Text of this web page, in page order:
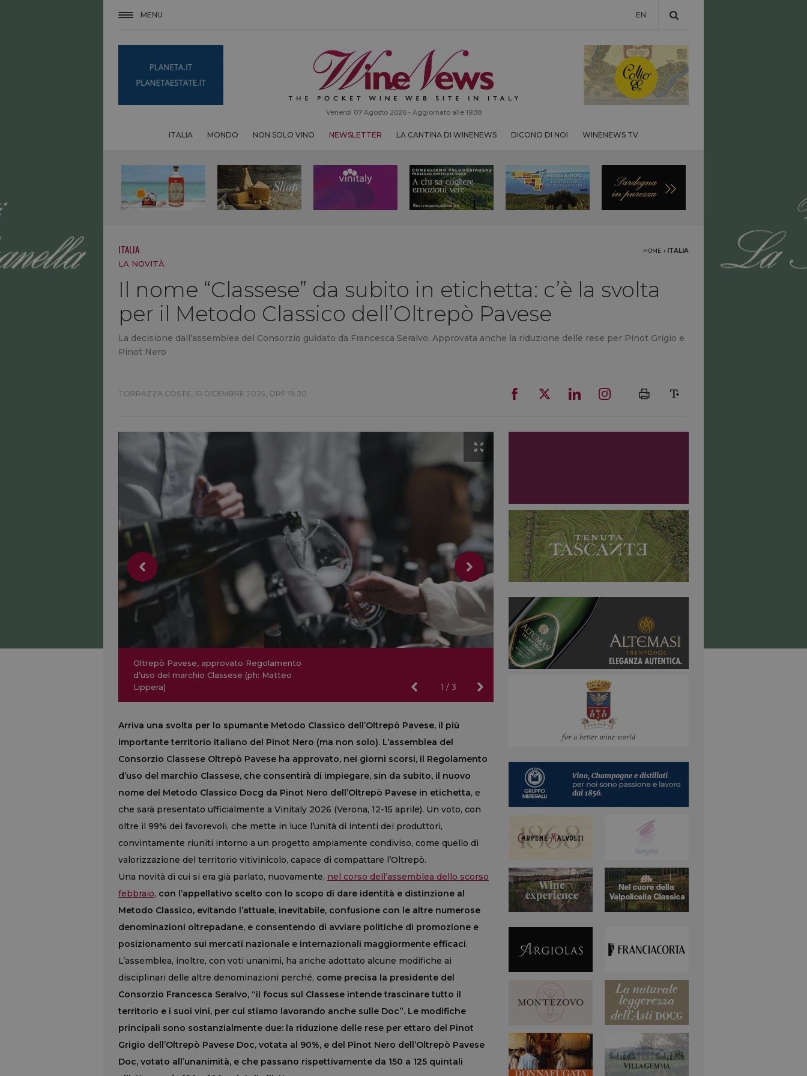
MENU EN
Venerdì 07 Agosto 2026 - Aggiornato alle 19:38
ITALIA MONDO NON SOLO VINO NEWSLETTER LA CANTINA DI WINENEWS DICONO DI NOI WINENEWS TV
ITALIA HOME › ITALIA
LA NOVITÀ
Il nome “Classese” da subito in etichetta: c’è la svolta
per il Metodo Classico dell’Oltrepò Pavese
La decisione dall’assemblea del Consorzio guidato da Francesca Seralvo. Approvata anche la riduzione delle rese per Pinot Grigio e
Pinot Nero
TORRAZZA COSTE, 10 DICEMBRE 2025, ORE 19:30
1 / 3
L’Oltrepò Pavese (ph: Edoardo Vaccaroli)
Oltrepò Pavese, approvato Regolamento
d’uso del marchio Classese (ph: Matteo
Lippera)
Francesca Seralvo, presidente Consorzio
Vini Oltrepò
L’Oltrepò Pavese (ph: Edoardo Vaccaroli)
Oltrepò Pavese, approvato Regolamento
d’uso del marchio Classese (ph: Matteo
Lippera)
Arriva una svolta per lo spumante Metodo Classico dell’Oltrepò Pavese, il più
importante territorio italiano del Pinot Nero (ma non solo). L’assemblea del
Consorzio Classese Oltrepò Pavese ha approvato, nei giorni scorsi, il Regolamento
d’uso del marchio Classese, che consentirà di impiegare, sin da subito, il nuovo
nome del Metodo Classico Docg da Pinot Nero dell’Oltrepò Pavese in etichetta, e
che sarà presentato ufficialmente a Vinitaly 2026 (Verona, 12-15 aprile). Un voto, con
oltre il 99% dei favorevoli, che mette in luce l’unità di intenti dei produttori,
convintamente riuniti intorno a un progetto ampiamente condiviso, come quello di
valorizzazione del territorio vitivinicolo, capace di compattare l’Oltrepò.
Una novità di cui si era già parlato, nuovamente, nel corso dell’assemblea dello scorso
febbraio, con l’appellativo scelto con lo scopo di dare identità e distinzione al
Metodo Classico, evitando l’attuale, inevitabile, confusione con le altre numerose
denominazioni oltrepadane, e consentendo di avviare politiche di promozione e
posizionamento sui mercati nazionale e internazionali maggiormente efficaci.
L’assemblea, inoltre, con voti unanimi, ha anche adottato alcune modifiche ai
disciplinari delle altre denominazioni perché, come precisa la presidente del
Consorzio Francesca Seralvo, “il focus sul Classese intende trascinare tutto il
territorio e i suoi vini, per cui stiamo lavorando anche sulle Doc”. Le modifiche
principali sono sostanzialmente due: la riduzione delle rese per ettaro del Pinot
Grigio dell’Oltrepò Pavese Doc, votata al 90%, e del Pinot Nero dell’Oltrepò Pavese
Doc, votato all’unanimità, e che passano rispettivamente da 150 a 125 quintali